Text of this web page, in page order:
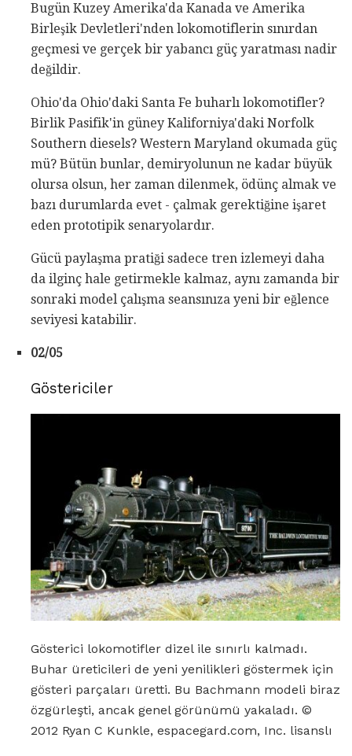
Bugün Kuzey Amerika'da Kanada ve Amerika
Birleşik Devletleri'nden lokomotiflerin sınırdan
geçmesi ve gerçek bir yabancı güç yaratması nadir
değildir.
Ohio'da Ohio'daki Santa Fe buharlı lokomotifler?
Birlik Pasifik'in güney Kaliforniya'daki Norfolk
Southern diesels? Western Maryland okumada güç
mü? Bütün bunlar, demiryolunun ne kadar büyük
olursa olsun, her zaman dilenmek, ödünç almak ve
bazı durumlarda evet - çalmak gerektiğine işaret
eden prototipik senaryolardır.
Gücü paylaşma pratiği sadece tren izlemeyi daha
da ilginç hale getirmekle kalmaz, aynı zamanda bir
sonraki model çalışma seansınıza yeni bir eğlence
seviyesi katabilir.
02/05
Göstericiler
Gösterici lokomotifler dizel ile sınırlı kalmadı.
Buhar üreticileri de yeni yenilikleri göstermek için
gösteri parçaları üretti. Bu Bachmann modeli biraz
özgürleşti, ancak genel görünümü yakaladı. ©
2012 Ryan C Kunkle, espacegard.com, Inc. lisanslı